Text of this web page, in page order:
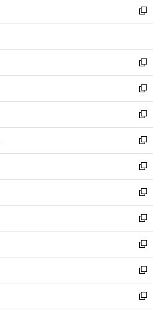
く
で
開
ド
ウ
開
く
ィ
ン
ウ
で
開
く
い
ウ
ン
ド
ウ
で
開
く
新
し
ウ
ィ
ン
ド
ウ
で
開
く
新
し
い
ウ
ィ
ン
ド
ウ
で
開
く
新
し
い
ウ
ィ
ン
ド
ウ
で
開
く
新
し
い
ウ
ィ
ン
ド
ウ
で
開
く
新
し
い
ウ
ィ
ン
ド
ウ
で
開
く
新
し
い
ウ
ィ
ン
ド
ウ
で
開
く
新
し
い
ウ
ィ
ン
ド
ウ
で
開
新
し
い
ウ
ィ
ン
ド
ウ
新
し
い
ウ
ィ
ン
新
し
い
ウ
新
し